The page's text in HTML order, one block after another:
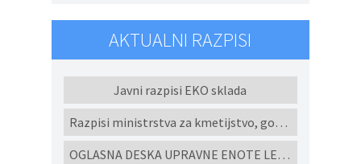
AKTUALNI RAZPISI
Javni razpisi EKO sklada
Razpisi ministrstva za kmetijstvo, gozdarstvo in prehrano
OGLASNA DESKA UPRAVNE ENOTE LENART